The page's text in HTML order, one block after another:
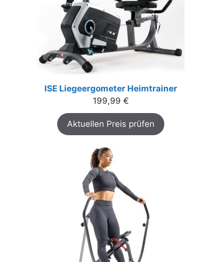
ISE Liegeergometer Heimtrainer
199,99 €
Aktuellen Preis prüfen